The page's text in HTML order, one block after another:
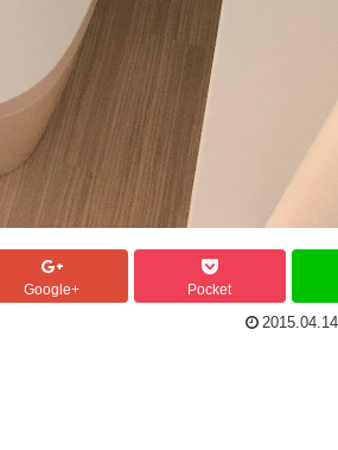
Google+ Pocket
2015.04.14